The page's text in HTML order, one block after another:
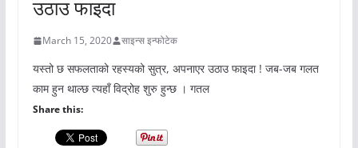
उठाउ फाइदा
March 15, 2020 साइन्स इन्फोटेक
यस्तो छ सफलताको रहस्यको सुत्र, अपनाएर उठाउ फाइदा ! जब-जब गलत
काम हुन थाल्छ त्यहाँ विद्रोह शुरु हुन्छ । गतल
Share this: